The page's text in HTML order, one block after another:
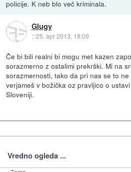
policije. K neb blo več kriminala.
Glugy
::25. apr 2013, 18:09
Če bi bili realni bi mogu met kazen
sorazmerno z ostalimi prekrški. Mi na
sorazmernosti, tako da pri nas se to
verjameš v božička oz pravljico o
Sloveniji.
Vredno ogleda ...